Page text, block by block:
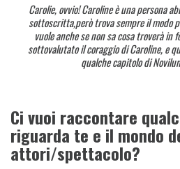
Carolie, ovvio! Caroline è una persona
sottoscritta,però trova sempre il modo
vuole anche se non sa cosa troverà in
sottovalutato il coraggio di Caroline, e
qualche capitolo di
Ci vuoi raccontare
riguarda te e il mondo
attori/spettacolo?